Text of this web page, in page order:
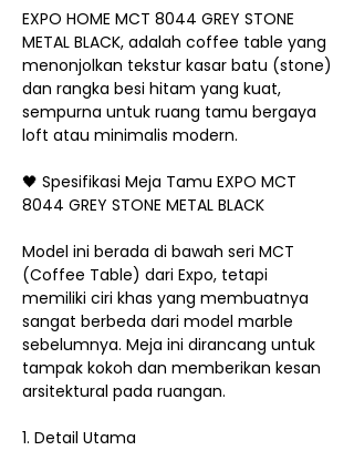
EXPO HOME MCT 8044 GREY STONE
METAL BLACK, adalah coffee table yang
menonjolkan tekstur kasar batu (stone)
dan rangka besi hitam yang kuat,
sempurna untuk ruang tamu bergaya
loft atau minimalis modern.
🖤 Spesifikasi Meja Tamu EXPO MCT
8044 GREY STONE METAL BLACK
Model ini berada di bawah seri MCT
(Coffee Table) dari Expo, tetapi
memiliki ciri khas yang membuatnya
sangat berbeda dari model marble
sebelumnya. Meja ini dirancang untuk
tampak kokoh dan memberikan kesan
arsitektural pada ruangan.
1. Detail Utama